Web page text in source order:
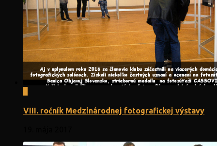
VIII. ročník Medzinárodnej fotografickej výstavy